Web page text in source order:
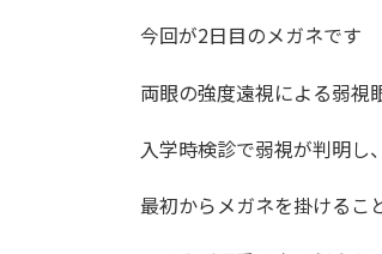
今回が2日目のメガネです
両眼の強度遠視による弱視
入学時検診で弱視が判明し
最初からメガネを掛けるこ